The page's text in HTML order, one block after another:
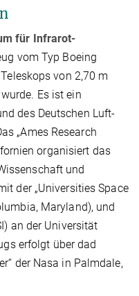
für Infrarot-
vom Typ Boeing
von 2,70 m
Es ist ein
des Deutschen Luft-
„Ames Research
organisiert das
und
der „Universities Space
Maryland), und
an der Universität
erfolgt über dad
der Nasa in Palmdale,